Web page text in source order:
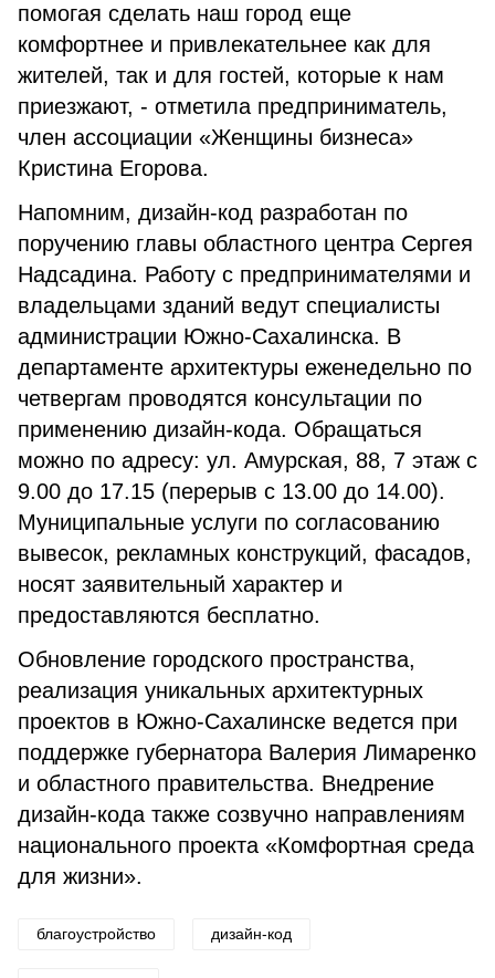
помогая сделать наш город еще
комфортнее и привлекательнее как для
жителей, так и для гостей, которые к нам
приезжают, - отметила предприниматель,
член ассоциации «Женщины бизнеса»
Кристина Егорова.
Напомним, дизайн-код разработан по
поручению главы областного центра Сергея
Надсадина. Работу с предпринимателями и
владельцами зданий ведут специалисты
администрации Южно-Сахалинска. В
департаменте архитектуры еженедельно по
четвергам проводятся консультации по
применению дизайн-кода. Обращаться
можно по адресу: ул. Амурская, 88, 7 этаж с
9.00 до 17.15 (перерыв с 13.00 до 14.00).
Муниципальные услуги по согласованию
вывесок, рекламных конструкций, фасадов,
носят заявительный характер и
предоставляются бесплатно.
Обновление городского пространства,
реализация уникальных архитектурных
проектов в Южно-Сахалинске ведется при
поддержке губернатора Валерия Лимаренко
и областного правительства. Внедрение
дизайн-кода также созвучно направлениям
национального проекта «Комфортная среда
для жизни».
благоустройство дизайн-код